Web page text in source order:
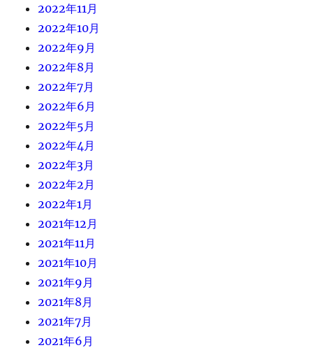
2022年11月
2022年10月
2022年9月
2022年8月
2022年7月
2022年6月
2022年5月
2022年4月
2022年3月
2022年2月
2022年1月
2021年12月
2021年11月
2021年10月
2021年9月
2021年8月
2021年7月
2021年6月